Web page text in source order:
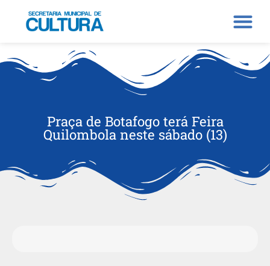
Praça de Botafogo terá Feira
Quilombola neste sábado (13)